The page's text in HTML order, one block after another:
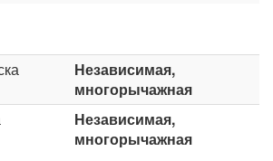
Независимая,
многорычажная
Независимая,
многорычажная